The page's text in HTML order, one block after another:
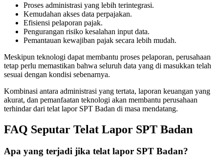
Proses administrasi yang lebih terintegrasi.
Kemudahan akses data perpajakan.
Efisiensi pelaporan pajak.
Pengurangan risiko kesalahan input data.
Pemantauan kewajiban pajak secara lebih mudah.
Meskipun teknologi dapat membantu proses pelaporan, perusahaan
tetap perlu memastikan bahwa seluruh data yang di masukkan telah
sesuai dengan kondisi sebenarnya.
Kombinasi antara administrasi yang tertata, laporan keuangan yang
akurat, dan pemanfaatan teknologi akan membantu perusahaan
terhindar dari telat lapor SPT Badan di masa mendatang.
FAQ Seputar Telat Lapor SPT Badan
Apa yang terjadi jika telat lapor SPT Badan?